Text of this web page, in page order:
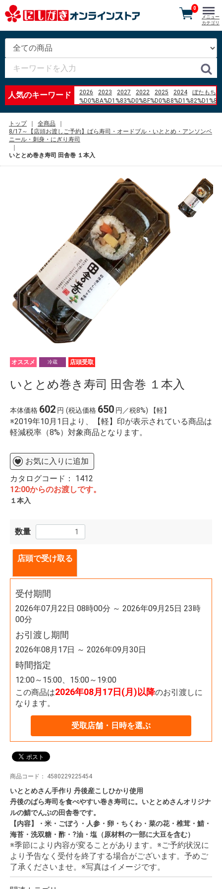
人気のキーワード 2026 2023 2027 2022 2025 2024
ぼたもち
%D0%BA%D1%83%D0%BF%D0%B8%D1%82%D1%8C
%D1%84%D1%8C%D1%8E%D0%B6%D0%BD 1.6
2007 %D0%B3%D0%BE%D0%B4
filtro Pentair Sand Dollar 17%22 precio
%E4%B8%89%E6%9C%AC%E7%8F%88%E7%90%B2
%E7%BE%BD%E7%94%B0%E7%A9%BA%E6%B8%AF
women
aluminum angle 5%2F8 x 3%2F8 aluminum angle
custom silicone molds baking
%E7%95%B0%E6%80%A7
The Nurse%27s Secret%3A A Thrilling Historical
Novel of the Dark Side of Gilded Age New York City
0
メニュー
カテゴリ
トップ
全商品
8/17～【店頭お渡しご予約】ばら寿司・オードブル・いととめ・アンソンベ
ニール・刺身・にぎり寿司
いととめ巻き寿司 田舎巻 １本入
オススメ 冷蔵 店頭受取
いととめ巻き寿司 田舎巻 １本入
本体価格 602 円 (税込価格 650 円／税8%) 【軽】
※2019年10月1日より、【軽】印が表示されている商品は
軽減税率（8%）対象商品となります。
お気に入りに追加
カタログコード： 1412
12:00からのお渡しです。
１本入
数量
店頭で受け取る
受取店舗・日時を選ぶ
受付期間
2026年07月22日 08時00分 ～ 2026年09月25日 23時
00分
お引渡し期間
2026年08月17日 ～ 2026年09月30日
時間指定
12:00～15:00、15:00～19:00
この商品は2026年08月17日(月)以降のお引渡しに
なります。
商品コード： 4580229225454
いととめさん手作り 丹後産こしひかり使用
丹後のばら寿司を食べやすい巻き寿司に。いととめさんオリジナ
ルの鯖でんぶの田舎巻です。
【内容】・米・ごぼう・人参・卵・ちくわ・菜の花・椎茸・鯖・
海苔・洗双糖・酢・?油・塩（原材料の一部に大豆を含む）
※季節により内容が変ることがあります。※ご予約状況に
より予告なく受付を終了する場合がございます。予めご
了承くださいませ。※写真はイメージです。